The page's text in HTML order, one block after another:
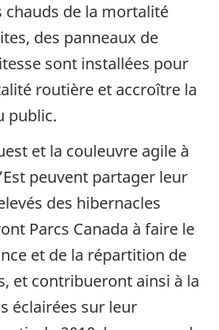
chauds de la mortalité
des panneaux de
sont installées pour
routière et accroître la
public.
et la couleuvre agile à
peuvent partager leur
des hibernacles
Parcs Canada à faire le
et de la répartition de
et contribueront ainsi à la
éclairées sur leur